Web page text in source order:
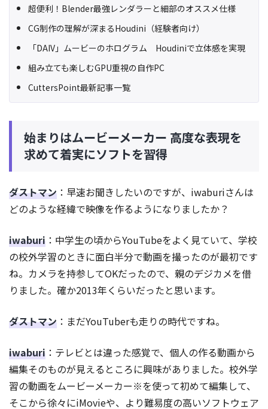
超便利！Blender最強レンダラーと細部のオススメ仕様
CG制作の理解が深まるHoudini（経験者向け）
「DAIV」ムービーのホログラム Houdiniで立体感を実現
組み立ても楽しむGPU重視の自作PC
CuttersPoint最新記事一覧
始まりはムービーメーカー 高度な表現を
求めて着実にソフトを習得
ダストマン ：早速お聞きしたいのですが、iwaburiさんは
どのような経緯で映像を作るようになりましたか？
iwaburi ：中学生の頃からYouTubeをよく見ていて、学校
の校外学習のときに面白半分で動画を撮ったのが最初です
ね。カメラを持参してOKだったので、親のデジカメを借
りました。確か2013年くらいだったと思います。
ダストマン ：まだYouTuberも走りの時代ですね。
iwaburi ：テレビとは違った感覚で、個人の作る動画から
編集そのものが見えるところに興味がありました。校外学
習の動画をムービーメーカー※を使って初めて編集して、
そこから徐々にiMovieや、より難易度の高いソフトウェア